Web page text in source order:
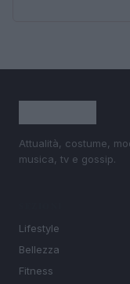
Attualità, costume,
musica, tv e gossip.
Lifestyle
Bellezza
Fitness